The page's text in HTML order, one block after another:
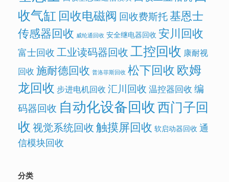
收气缸 回收电磁阀 回收费斯托基恩士
传感器回收 威纶通回收 安全继电器回收 安川回收
富士回收工业读码器回收工控回收 康耐视
回收 施耐德回收 普洛菲斯回收 松下回收欧姆
龙回收 步进电机回收 汇川回收 温控器回收 编
码器回收 自动化设备回收西门子回
收视觉系统回收触摸屏回收 软启动器回收 通
信模块回收
分类